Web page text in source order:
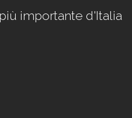
importante d'Italia